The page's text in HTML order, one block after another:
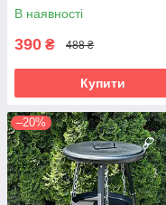
В наявності
390 ₴ 488 ₴
Купити
–20%